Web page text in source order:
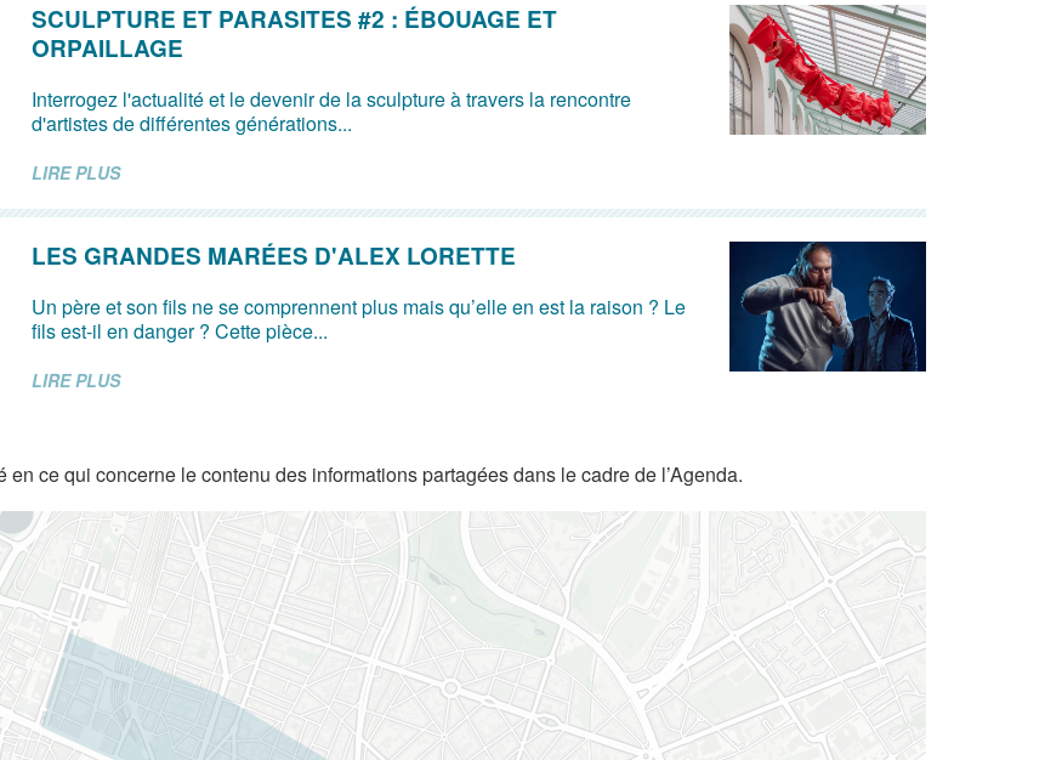
SCULPTURE ET PARASITES #2 : ÉBOUAGE ET
ORPAILLAGE
Interrogez l'actualité et le devenir de la sculpture à travers la rencontre
d'artistes de différentes générations...
LIRE PLUS
LES GRANDES MARÉES D'ALEX LORETTE
Un père et son fils ne se comprennent plus mais qu’elle en est la raison ? Le
fils est-il en danger ? Cette pièce...
LIRE PLUS
ce qui concerne le contenu des informations partagées dans le cadre de l’Agenda.